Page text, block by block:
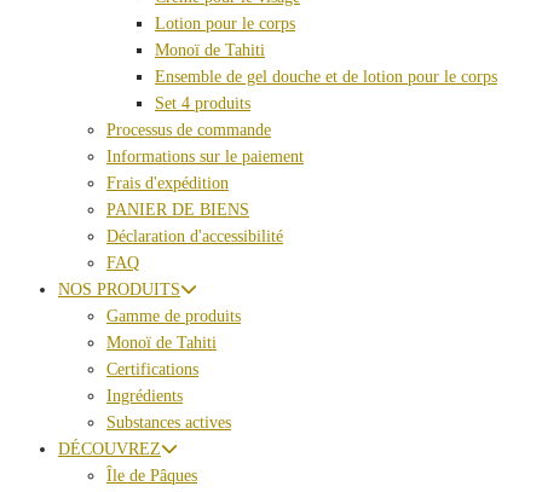
Lotion pour le corps
Monoï de Tahiti
Ensemble de gel douche et de lotion pour le corps
Set 4 produits
Processus de commande
Informations sur le paiement
Frais d'expédition
PANIER DE BIENS
Déclaration d'accessibilité
FAQ
NOS PRODUITS
Gamme de produits
Monoï de Tahiti
Certifications
Ingrédients
Substances actives
DÉCOUVREZ
Île de Pâques